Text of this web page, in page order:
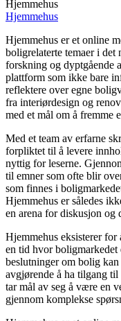
Hjemmehus
Hjemmehus
Hjemmehus er et online
boligrelaterte temaer i
forskning og dyptgående
plattform som ikke bare
reflektere over egne
fra interiørdesign og
med et mål om å fremme
Med et team av erfarne
forpliktet til å levere
nyttig for leserne.
til emner som ofte blir
som finnes i
Hjemmehus er således
en arena for diskusjon og
Hjemmehus eksisterer
en tid hvor boligmarkedet
beslutninger om bolig
avgjørende å ha tilgang til
tar mål av seg å være en
gjennom komplekse